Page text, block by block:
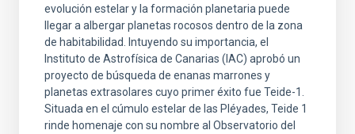
evolución estelar y la formación planetaria puede
llegar a albergar planetas rocosos dentro de la zona
de habitabilidad. Intuyendo su importancia, el
Instituto de Astrofísica de Canarias (IAC) aprobó un
proyecto de búsqueda de enanas marrones y
planetas extrasolares cuyo primer éxito fue Teide-1.
Situada en el cúmulo estelar de las Pléyades, Teide 1
rinde homenaje con su nombre al Observatorio del